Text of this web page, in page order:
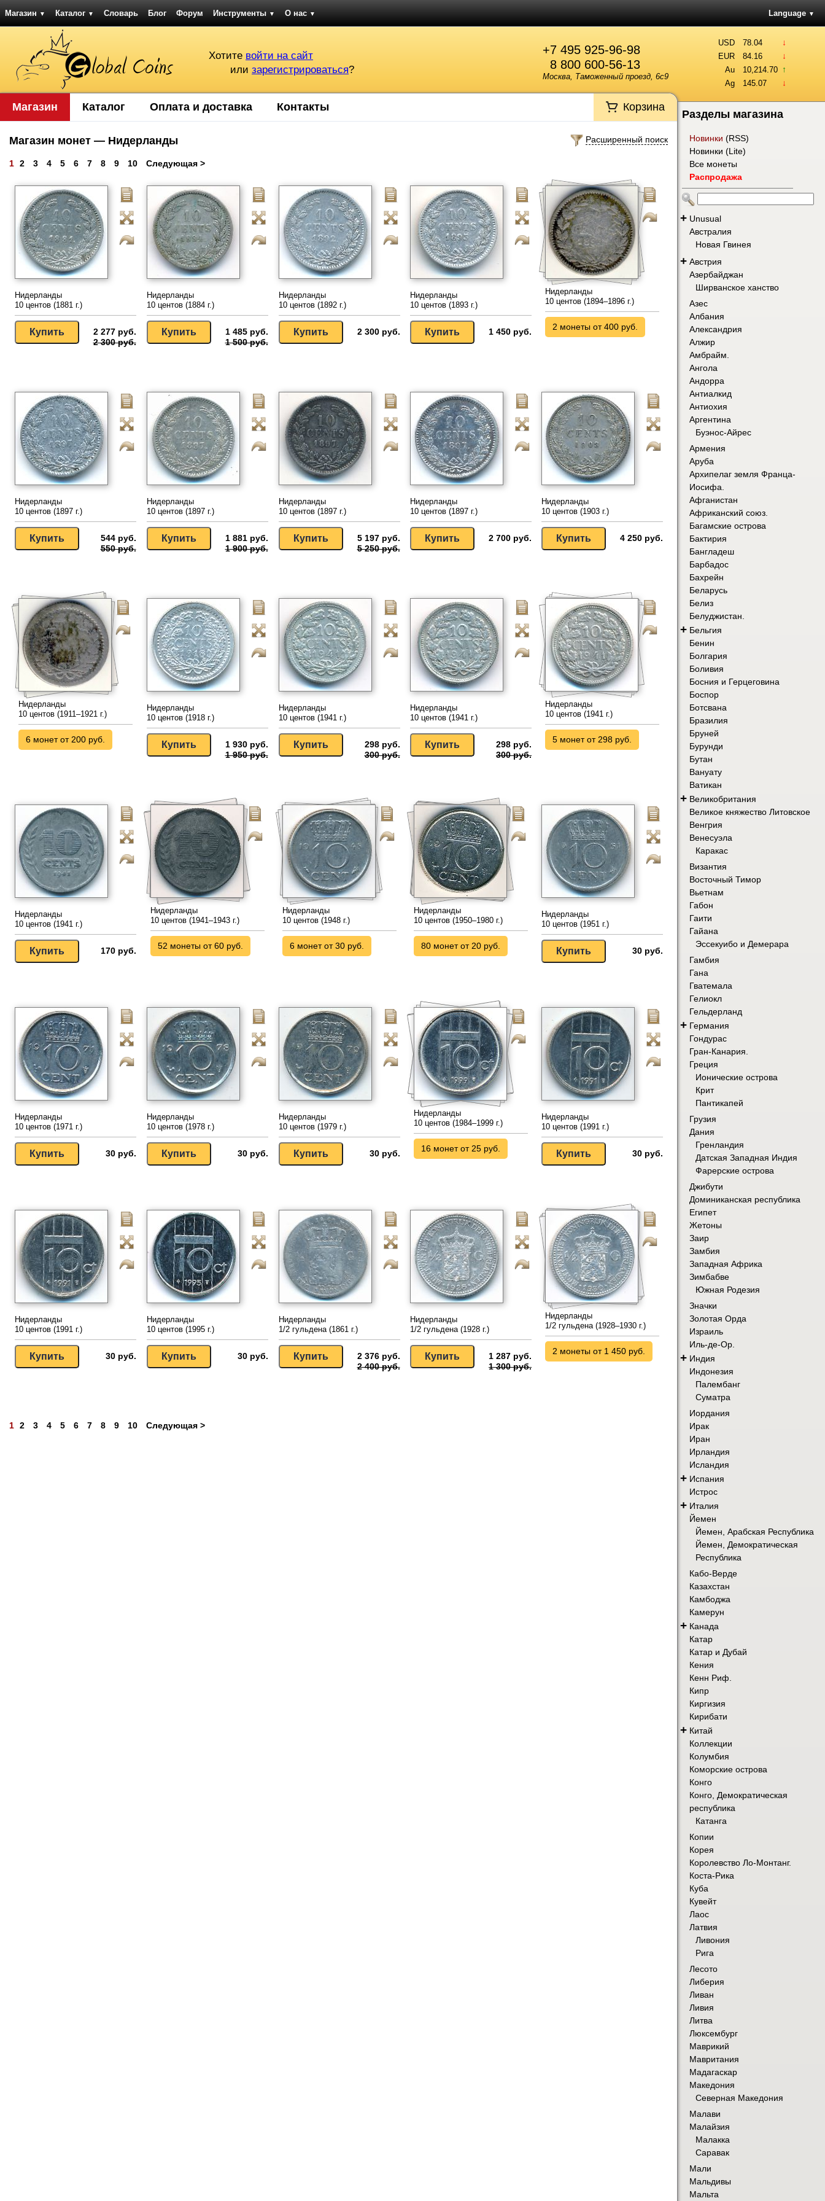
Магазин ▼ Каталог ▼ Словарь Блог Форум Инструменты ▼ О нас ▼ Language ▼
+7 495 925-96-98
8 800 600-56-13
Москва, Таможенный проезд, 6с9
Хотите войти на сайт
или зарегистрироваться?
USD 78.04 ↓
EUR 84.16 ↓
Au 10,214.70 ↑
Ag 145.07 ↓
Магазин Каталог Оплата и доставка Контакты Корзина
Расширенный поиск
Магазин монет — Нидерланды
1 2 3 4 5 6 7 8 9 10 Следующая >
Нидерланды
10 центов (1881 г.)
2 277 руб.
2 300 руб.
Нидерланды
10 центов (1884 г.)
1 485 руб.
1 500 руб.
Нидерланды
10 центов (1892 г.)
2 300 руб.
Нидерланды
10 центов (1893 г.)
1 450 руб.
Нидерланды
10 центов (1894–1896 г.)
2 монеты от 400 руб.
Нидерланды
10 центов (1897 г.)
544 руб.
550 руб.
Нидерланды
10 центов (1897 г.)
1 881 руб.
1 900 руб.
Нидерланды
10 центов (1897 г.)
5 197 руб.
5 250 руб.
Нидерланды
10 центов (1897 г.)
2 700 руб.
Нидерланды
10 центов (1903 г.)
4 250 руб.
Нидерланды
10 центов (1911–1921 г.)
6 монет от 200 руб.
Нидерланды
10 центов (1918 г.)
1 930 руб.
1 950 руб.
Нидерланды
10 центов (1941 г.)
298 руб.
300 руб.
Нидерланды
10 центов (1941 г.)
298 руб.
300 руб.
Нидерланды
10 центов (1941 г.)
5 монет от 298 руб.
Нидерланды
10 центов (1941 г.)
170 руб.
Нидерланды
10 центов (1941–1943 г.)
52 монеты от 60 руб.
Нидерланды
10 центов (1948 г.)
6 монет от 30 руб.
Нидерланды
10 центов (1950–1980 г.)
80 монет от 20 руб.
Нидерланды
10 центов (1951 г.)
30 руб.
Нидерланды
10 центов (1971 г.)
30 руб.
Нидерланды
10 центов (1978 г.)
30 руб.
Нидерланды
10 центов (1979 г.)
30 руб.
Нидерланды
10 центов (1984–1999 г.)
16 монет от 25 руб.
Нидерланды
10 центов (1991 г.)
30 руб.
Нидерланды
10 центов (1991 г.)
30 руб.
Нидерланды
10 центов (1995 г.)
30 руб.
Нидерланды
1/2 гульдена (1861 г.)
2 376 руб.
2 400 руб.
Нидерланды
1/2 гульдена (1928 г.)
1 287 руб.
1 300 руб.
Нидерланды
1/2 гульдена (1928–1930 г.)
2 монеты от 1 450 руб.
1 2 3 4 5 6 7 8 9 10 Следующая >
Разделы магазина
Новинки (RSS)
Новинки (Lite)
Все монеты
Распродажа
+ Unusual
Австралия
Новая Гвинея
+ Австрия
Азербайджан
Ширванское ханство
Азес
Албания
Александрия
Алжир
Амбрайм.
Ангола
Андорра
Антиалкид
Антиохия
Аргентина
Буэнос-Айрес
Армения
Аруба
Архипелаг земля Франца-
Иосифа.
Афганистан
Африканский союз.
Багамские острова
Бактирия
Бангладеш
Барбадос
Бахрейн
Беларусь
Белиз
Белуджистан.
+ Бельгия
Бенин
Болгария
Боливия
Босния и Герцеговина
Боспор
Ботсвана
Бразилия
Бруней
Бурунди
Бутан
Вануату
Ватикан
+ Великобритания
Великое княжество Литовское
Венгрия
Венесуэла
Каракас
Византия
Восточный Тимор
Вьетнам
Габон
Гаити
Гайана
Эссекуибо и Демерара
Гамбия
Гана
Гватемала
Гелиокл
Гельдерланд
+ Германия
Гондурас
Гран-Канария.
Греция
Ионические острова
Крит
Пантикапей
Грузия
Дания
Гренландия
Датская Западная Индия
Фарерские острова
Джибути
Доминиканская республика
Египет
Жетоны
Заир
Замбия
Западная Африка
Зимбабве
Южная Родезия
Значки
Золотая Орда
Израиль
Иль-де-Ор.
+ Индия
Индонезия
Палембанг
Суматра
Иордания
Ирак
Иран
Ирландия
Исландия
+ Испания
Истрос
+ Италия
Йемен
Йемен, Арабская Республика
Йемен, Демократическая
Республика
Кабо-Верде
Казахстан
Камбоджа
Камерун
+ Канада
Катар
Катар и Дубай
Кения
Кенн Риф.
Кипр
Киргизия
Кирибати
+ Китай
Коллекции
Колумбия
Коморские острова
Конго
Конго, Демократическая
республика
Катанга
Копии
Корея
Королевство Ло-Монтанг.
Коста-Рика
Куба
Кувейт
Лаос
Латвия
Ливония
Рига
Лесото
Либерия
Ливан
Ливия
Литва
Люксембург
Маврикий
Мавритания
Мадагаскар
Македония
Северная Македония
Малави
Малайзия
Малакка
Саравак
Мали
Мальдивы
Мальта